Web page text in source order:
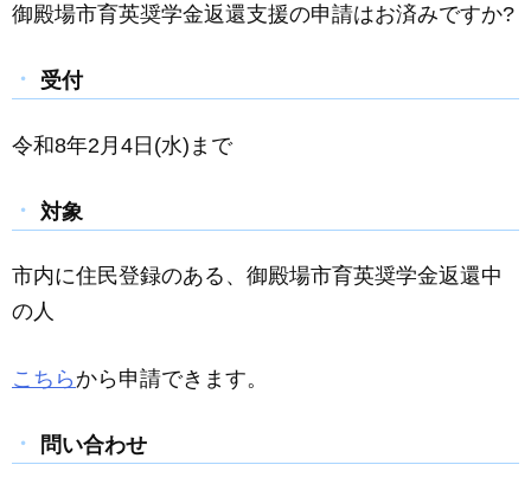
c
e
b
o
k
ail ss
n
g
e
御殿場市育英奨学金返還支援の申請はお済みですか?
受付
令和8年2月4日(水)まで
対象
市内に住民登録のある、御殿場市育英奨学金返還中
の人
こちらから申請できます。
問い合わせ